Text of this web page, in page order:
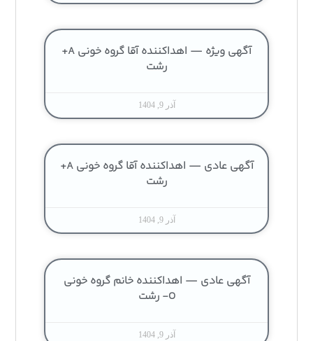
آگهی ویژه — اهداکننده آقا گروه خونی A+
رشت
آذر 9, 1404
آگهی عادی — اهداکننده آقا گروه خونی A+
رشت
آذر 9, 1404
آگهی عادی — اهداکننده خانم گروه خونی
O- رشت
آذر 9, 1404